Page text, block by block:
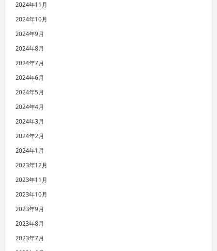
2024年11月
2024年10月
2024年9月
2024年8月
2024年7月
2024年6月
2024年5月
2024年4月
2024年3月
2024年2月
2024年1月
2023年12月
2023年11月
2023年10月
2023年9月
2023年8月
2023年7月